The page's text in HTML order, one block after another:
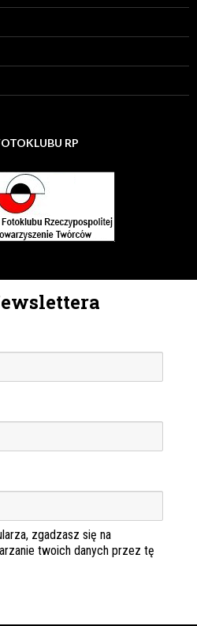
RP
zgadzasz się na
twoich danych przez tę